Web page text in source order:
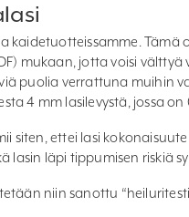
kaidetuotteissamme. Tämä
mukaan, jotta voisi välttyä
puolia verrattuna muihin
4 mm lasilevystä, jossa on
siten, ettei lasi
lasin läpi tippumisen riskiä
niin sanottu